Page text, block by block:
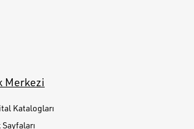
Merkezi
Katalogları